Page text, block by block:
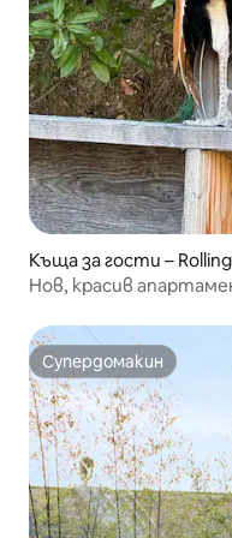
Къща за гости –
Нов, красив
Супердомакин
Супердомакин